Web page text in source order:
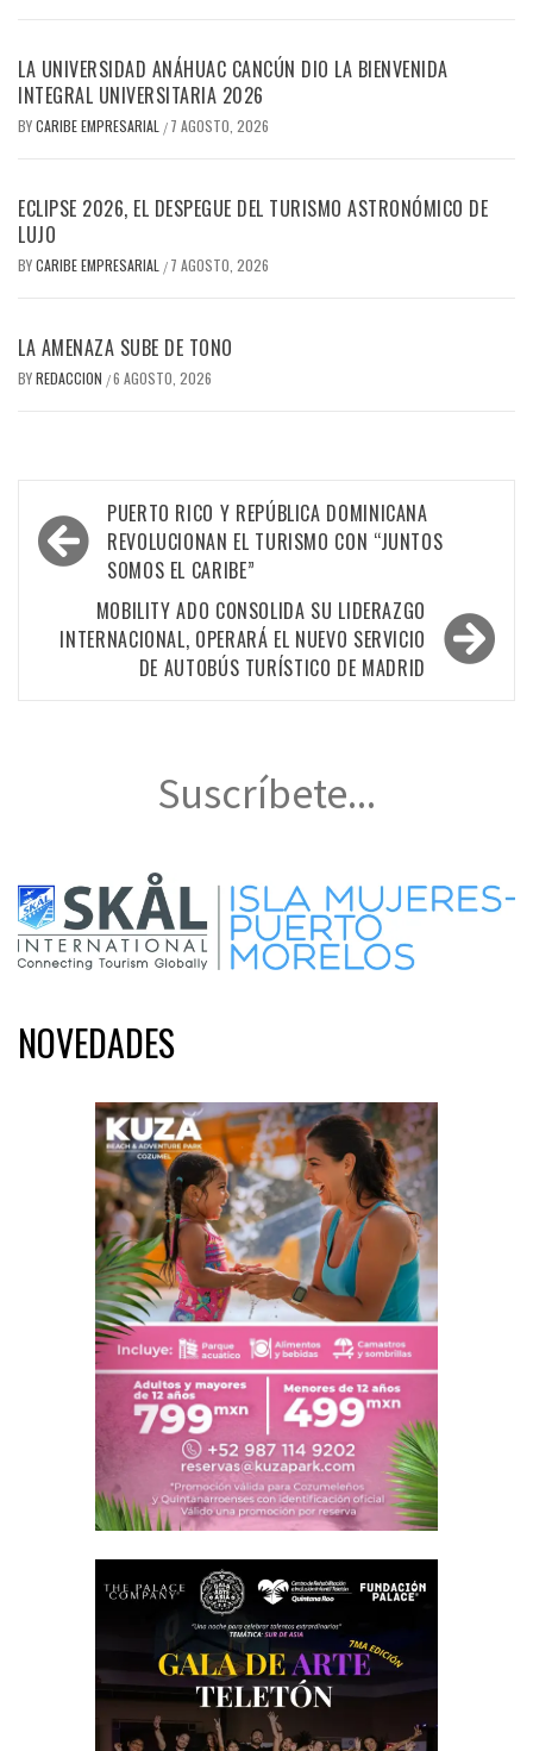
LA UNIVERSIDAD ANÁHUAC CANCÚN DIO LA BIENVENIDA
INTEGRAL UNIVERSITARIA 2026
BYCARIBE EMPRESARIAL / 7 AGOSTO, 2026
ECLIPSE 2026, EL DESPEGUE DEL TURISMO ASTRONÓMICO DE
LUJO
BYCARIBE EMPRESARIAL / 7 AGOSTO, 2026
LA AMENAZA SUBE DE TONO
BYREDACCION /6 AGOSTO, 2026
Navegación
de
entradas
PUERTO RICO Y REPÚBLICA DOMINICANA
REVOLUCIONAN EL TURISMO CON “JUNTOS
SOMOS EL CARIBE”
MOBILITY ADO CONSOLIDA SU LIDERAZGO
INTERNACIONAL, OPERARÁ EL NUEVO SERVICIO
DE AUTOBÚS TURÍSTICO DE MADRID
Suscríbete...
NOVEDADES